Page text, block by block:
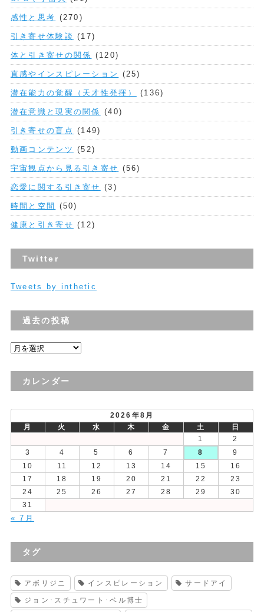
感性と思考 (270)
引き寄せ体験談 (17)
体と引き寄せの関係 (120)
直感やインスピレーション (25)
潜在能力の覚醒（天才性発揮） (136)
潜在意識と現実の関係 (40)
引き寄せの盲点 (149)
動画コンテンツ (52)
宇宙観点から見る引き寄せ (56)
恋愛に関する引き寄せ (3)
時間と空間 (50)
健康と引き寄せ (12)
Twitter
Tweets by inthetic
過去の投稿
過
の
カレンダー
2026年8月
月
火 水 木 金 土
日
1
2
3
4 5 6 7 8
9
10
11 12 13 14 15
16
17
18 19 20 21 22
23
24
25 26 27 28 29
30
31
« 7月
タグ
アボリジニ インスピレーション サードアイ
ジョン･スチュワート･ベル博士